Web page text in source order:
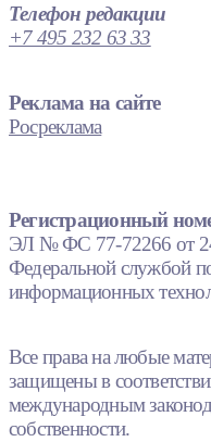
Телефон редакции
+7 495 232 63 33
Реклама на сайте
Росреклама
Регистрационный
ЭЛ № ФС 77-72266 от
Федеральной службой
информационных
Все права на любые
защищены в
международным
собственности.